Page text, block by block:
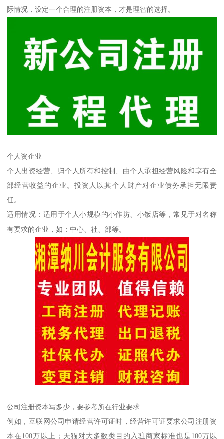
际情况，设定一个合理的注册资本，才是理智的选择。
个人资企业
个人出资经营、归个人所有和控制、由个人承担经营风险和享有全
部经营收益的企业。投资人以其个人财产对企业债务承担无限责
任。
适用情况：适用于个人小规模的小作坊、小饭店等，常见于对名称
有要求的企业，如：中心、社、部等。
公司注册资本写多少，要参考所在行业要求
例如，互联网公司申请经营许可证时，经营许可证要求公司注册资
本在100万以上；天猫对大多数类目的入驻商家标准也是100万以